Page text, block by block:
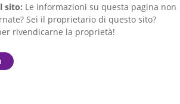
sito: Le informazioni su questa pagina non
Sei il proprietario di questo sito?
rivendicarne la proprietà!